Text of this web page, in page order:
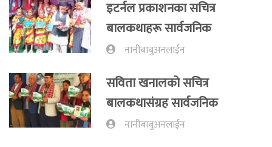
इटर्नल प्रकाशनका सचित्र
बालकथाहरू सार्वजनिक
नानीबाबुअनलाईन
सविता खनालको सचित्र
बालकथासंग्रह सार्वजनिक
नानीबाबुअनलाईन